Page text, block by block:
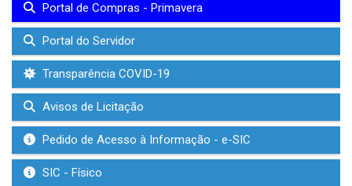
Portal de Compras - Primavera
Portal do Servidor
Transparência COVID-19
Avisos de Licitação
Pedido de Acesso à Informação - e-SIC
SIC - Físico